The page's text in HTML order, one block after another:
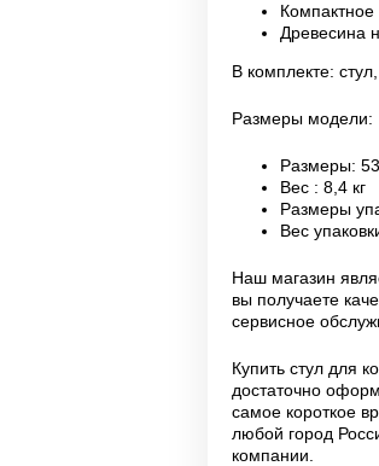
Компактное
Древесина
В комплекте:
Размеры модели:
Размеры:
Вес : 8,4 кг
Размеры
Вес
Наш магазин
вы получаете
сервисное
Купить стул для
достаточно
самое короткое
любой город
компании.